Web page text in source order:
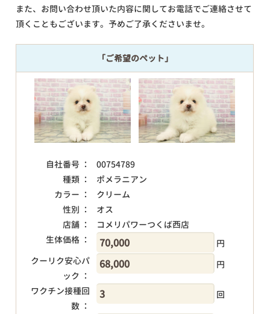
また、お問い合わせ頂いた内容に関してお電話でご連絡させて
頂くこともございます。予めご了承くださいませ。
「ご希望のペット」
自社番号 ：
00754789
種類 ：
ポメラニアン
カラー ：
クリーム
性別 ：
オス
店舗 ：
コメリパワーつくば西店
生体価格 ：
円
クーリク安心パ
ック ：
円
ワクチン接種回
数 ：
回